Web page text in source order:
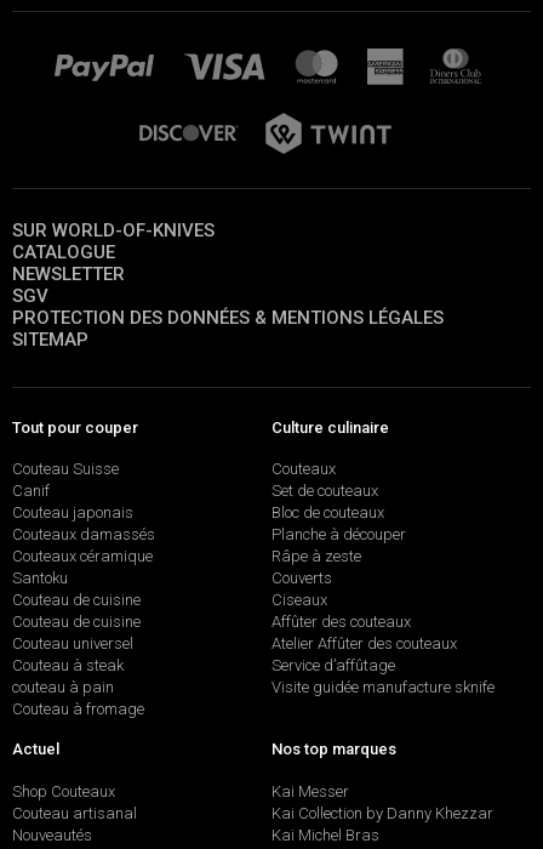
SUR WORLD-OF-KNIVES
CATALOGUE
NEWSLETTER
SGV
PROTECTION DES DONNÉES & MENTIONS LÉGALES
SITEMAP
Tout pour couper
Couteau Suisse
Canif
Couteau japonais
Couteaux damassés
Couteaux céramique
Santoku
Couteau de cuisine
Couteau de cuisine
Couteau universel
Couteau à steak
couteau à pain
Couteau à fromage
Culture culinaire
Couteaux
Set de couteaux
Bloc de couteaux
Planche à découper
Râpe à zeste
Couverts
Ciseaux
Affûter des couteaux
Atelier Affûter des couteaux
Service d’affûtage
Visite guidée manufacture sknife
Actuel
Shop Couteaux
Couteau artisanal
Nouveautés
Nos top marques
Kai Messer
Kai Collection by Danny Khezzar
Kai Michel Bras